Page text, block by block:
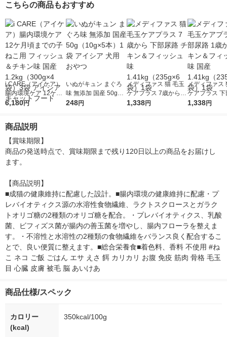
ト
こちらの商品もおすすめ
i CARE（アイケア）
腸内環境ケア 12ケ月
頃までの子ねこ用 フ
袋）3袋 アイシア キ
ャットフード
6,180円
いぬがキュン まぐろ
味 無添加 国産 50g
（10g×5本）1袋 アイ
248円
メディファス 猫 毛玉
ケアプラス 7歳から
下部尿路 チキン＆フ
1,338円
メディファス
ケアプラス 下
1歳から チキ
1,338円
商品説明
【賞味期限】
商品の発送時点で、賞味期限まで残り120日以上の商品をお届けし
ます。
【商品説明】
■成猫の健康維持に配慮した設計。■腸内環境の健康維持に配慮・プ
レバイオティクス源の水溶性食物繊維、ラクトスクロースとガラク
トオリゴ糖の2種類のオリゴ糖を配合。・プレバイオティクス、乳酸
菌、ビフィズス菌が腸内の善玉菌を増やし、腸内フローラを整えま
す。・不溶性と水溶性の2種類の食物繊維をバランス良く配合するこ
とで、良い便質に整えます。■総合栄養食■着色料、香料 不使用 #ね
こ ネコ ご飯 ごはん エサ えさ 餌 カリカリ お腹 免疫 筋肉 骨格 毛玉
目 心臓 皮膚 被毛 脳 あいけあ
商品仕様/スペック
カロリー
(kcal)
350kcal/100g